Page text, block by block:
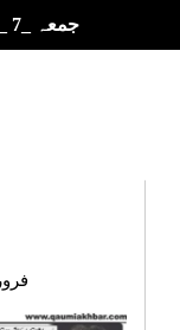
جمعہ _7 _اگست _2026AH اگست 7, 2026
فروری